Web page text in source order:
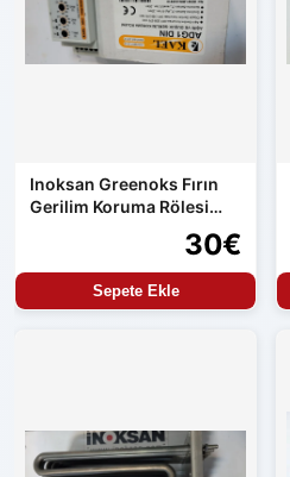
Inoksan Greenoks Fırın
Gerilim Koruma Rölesi
Orijinal Yedek Parça30€
Sepete Ekle